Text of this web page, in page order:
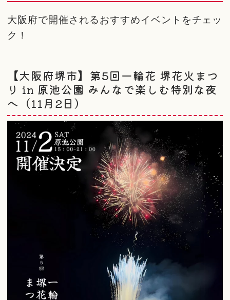
大阪府で開催されるおすすめイベントをチェッ
ク！
【大阪府堺市】第5回一輪花 堺花火まつ
り in 原池公園 みんなで楽しむ特別な夜
へ（11月2日）